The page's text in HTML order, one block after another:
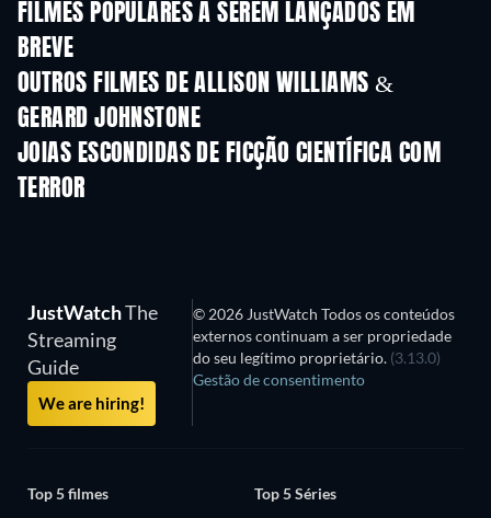
FILMES POPULARES A SEREM LANÇADOS EM
BREVE
OUTROS FILMES DE ALLISON WILLIAMS &
GERARD JOHNSTONE
JOIAS ESCONDIDAS DE FICÇÃO CIENTÍFICA COM
TERROR
JustWatchThe
Streaming
Guide
We are hiring!
© 2026 JustWatch Todos os conteúdos
externos continuam a ser propriedade
do seu legítimo proprietário. (3.13.0)
Gestão de consentimento
Top 5 filmes
Top 5 Séries